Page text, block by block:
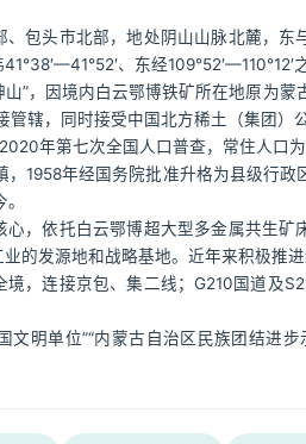
包头市北部，地处阴山山脉北麓，
、东经109°52′—110°12′
山”，因境内白云鄂博铁矿所在地原为
辖，同时接受中国北方稀土（集团）
年第七次全国人口普查，常住人口
1958年经国务院批准升格为县级行
，依托白云鄂博超大型多金属共生
的发源地和战略基地。近年来积极推
，连接京包、集二线；G210国道及
文明单位”“内蒙古自治区民族团结进